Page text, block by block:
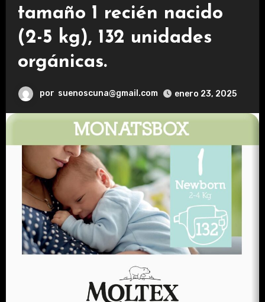
tamaño 1 recién nacido
(2-5 kg), 132 unidades
orgánicas.
por suenoscuna@gmail.com enero 23, 2025